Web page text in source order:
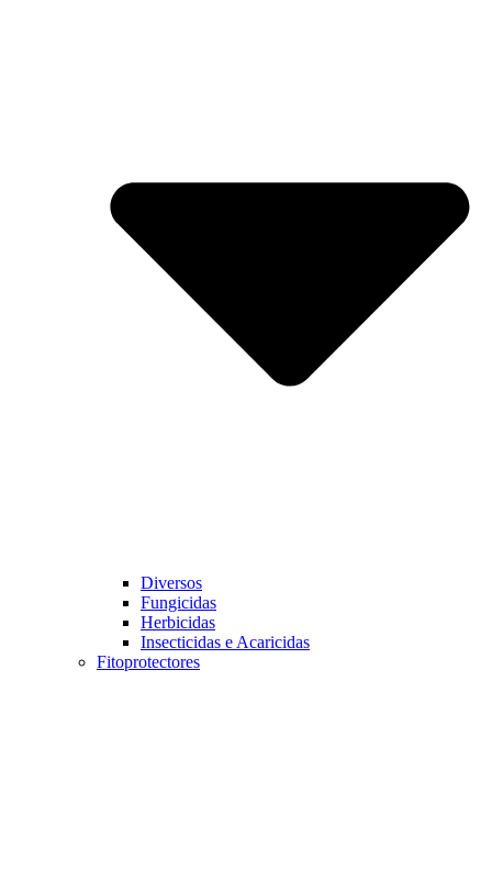
Diversos
Fungicidas
Herbicidas
Insecticidas e Acaricidas
Fitoprotectores